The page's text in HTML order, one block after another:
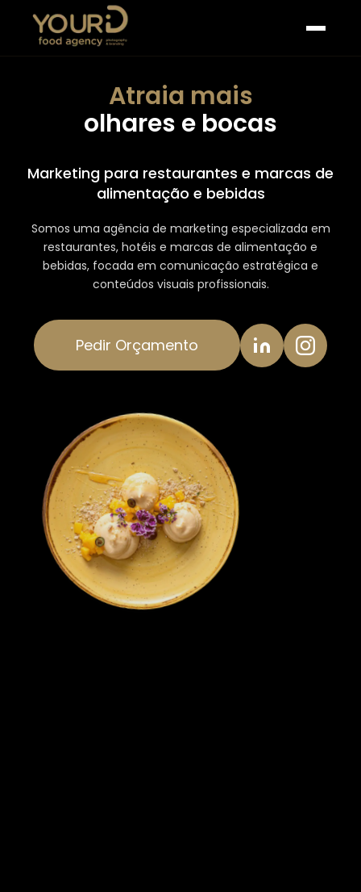
Atraia mais
olhares e bocas
Marketing para restaurantes e marcas de
alimentação e bebidas
Somos uma agência de marketing especializada em
restaurantes, hotéis e marcas de alimentação e
bebidas, focada em comunicação estratégica e
conteúdos visuais profissionais.
Pedir Orçamento